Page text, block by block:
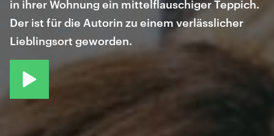
in ihrer Wohnung ein mittelflauschiger Teppich.
Der ist für die Autorin zu einem verlässlicher
Lieblingsort geworden.